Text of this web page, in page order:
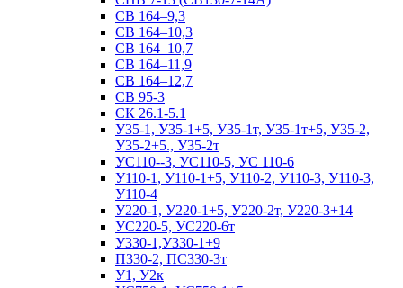
СВ 164–9,3
СВ 164–10,3
СВ 164–10,7
СВ 164–11,9
СВ 164–12,7
СВ 95-3
СК 26.1-5.1
У35-1, У35-1+5, У35-1т, У35-1т+5, У35-2,
У35-2+5., У35-2т
УС110--3, УС110-5, УС 110-6
У110-1, У110-1+5, У110-2, У110-3, У110-3,
У110-4
У220-1, У220-1+5, У220-2т, У220-3+14
УС220-5, УС220-6т
У330-1,У330-1+9
П330-2, ПС330-3т
У1, У2к